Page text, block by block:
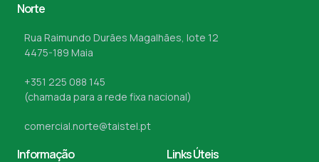
Norte
Rua Raimundo Durães Magalhães, lote 12
4475-189 Maia
+351 225 088 145
(chamada para a rede fixa nacional)
comercial.norte@taistel.pt
Informação Links Úteis